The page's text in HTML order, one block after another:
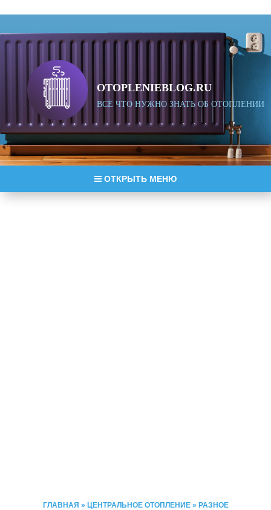
OTOPLENIEBLOG.RU
ВСЁ ЧТО НУЖНО ЗНАТЬ ОБ ОТОПЛЕНИИ
ОТКРЫТЬ МЕНЮ
ГЛАВНАЯ » ЦЕНТРАЛЬНОЕ ОТОПЛЕНИЕ» РАЗНОЕ